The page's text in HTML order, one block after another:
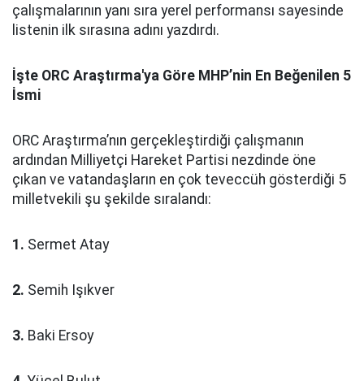
çalışmalarının yanı sıra yerel performansı sayesinde
listenin ilk sırasına adını yazdırdı.
İşte ORC Araştırma'ya Göre MHP’nin En Beğenilen 5
İsmi
ORC Araştırma’nın gerçekleştirdiği çalışmanın
ardından Milliyetçi Hareket Partisi nezdinde öne
çıkan ve vatandaşların en çok teveccüh gösterdiği 5
milletvekili şu şekilde sıralandı:
1. Sermet Atay
2. Semih Işıkver
3. Baki Ersoy